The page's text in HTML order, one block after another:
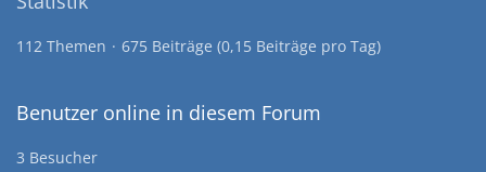
112 Themen 675 Beiträge (0,15 Beiträge pro Tag)
Benutzer online in diesem Forum
3 Besucher